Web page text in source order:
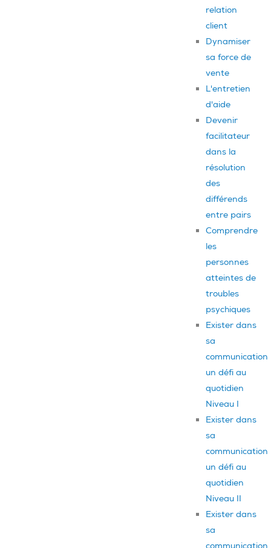
relation
client
Dynamiser
sa force de
vente
L'entretien
d'aide
Devenir
facilitateur
dans la
résolution
des
différends
entre pairs
Comprendre
les
personnes
atteintes de
troubles
psychiques
Exister dans
sa
communication
un défi au
quotidien
Niveau I
Exister dans
sa
communication
un défi au
quotidien
Niveau II
Exister dans
sa
communication